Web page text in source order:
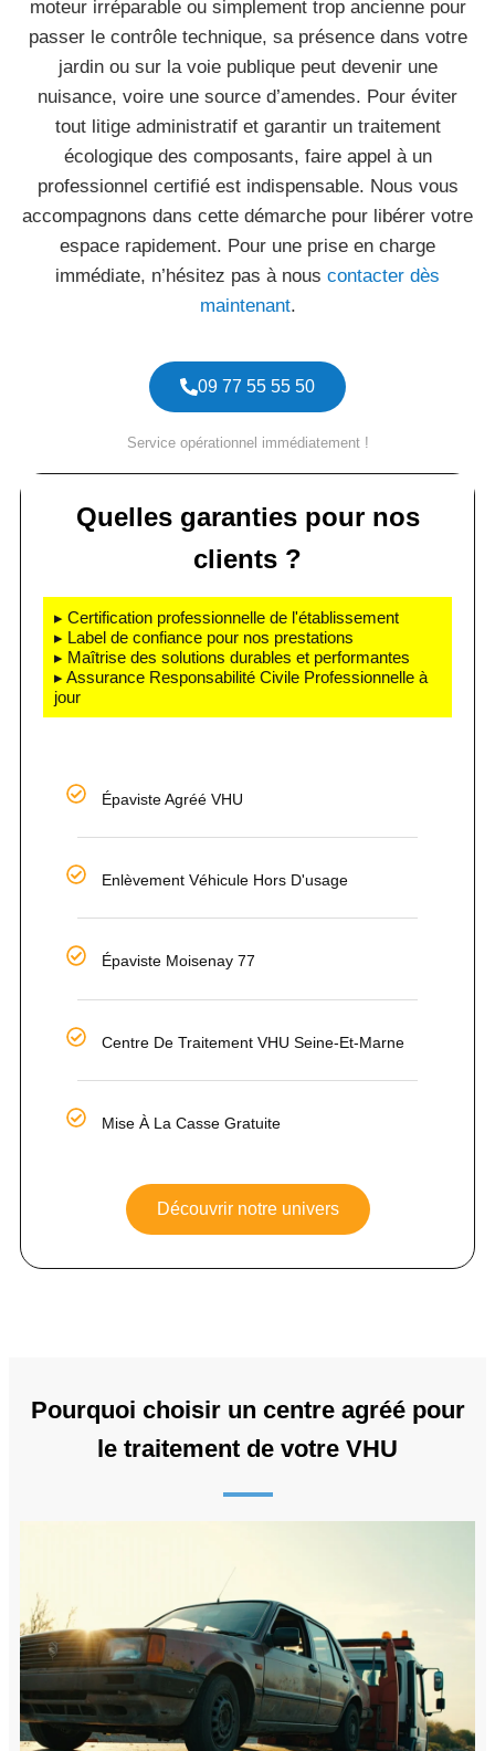
moteur irréparable ou simplement trop ancienne pour
passer le contrôle technique, sa présence dans votre
jardin ou sur la voie publique peut devenir une
nuisance, voire une source d’amendes. Pour éviter
tout litige administratif et garantir un traitement
écologique des composants, faire appel à un
professionnel certifié est indispensable. Nous vous
accompagnons dans cette démarche pour libérer votre
espace rapidement. Pour une prise en charge
immédiate, n’hésitez pas à nous contacter dès
maintenant.
09 77 55 55 50
Service opérationnel immédiatement !
Quelles garanties pour nos
clients ?
▸ Certification professionnelle de l'établissement
▸ Label de confiance pour nos prestations
▸ Maîtrise des solutions durables et performantes
▸ Assurance Responsabilité Civile Professionnelle à
jour
Épaviste Agréé VHU
Enlèvement Véhicule Hors D'usage
Épaviste Moisenay 77
Centre De Traitement VHU Seine-Et-Marne
Mise À La Casse Gratuite
Découvrir notre univers
Pourquoi choisir un centre agréé pour
le traitement de votre VHU